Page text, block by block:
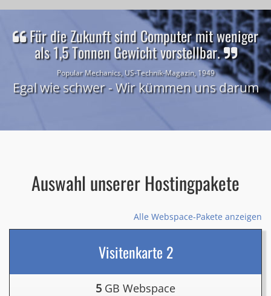
Für die Zukunft sind Computer mit weniger
als 1,5 Tonnen Gewicht vorstellbar.
Popular Mechanics, US-Technik-Magazin, 1949
Egal wie schwer - Wir kümmen uns darum
Auswahl unserer Hostingpakete
Alle Webspace-Pakete anzeigen
Visitenkarte 2
5 GB Webspace